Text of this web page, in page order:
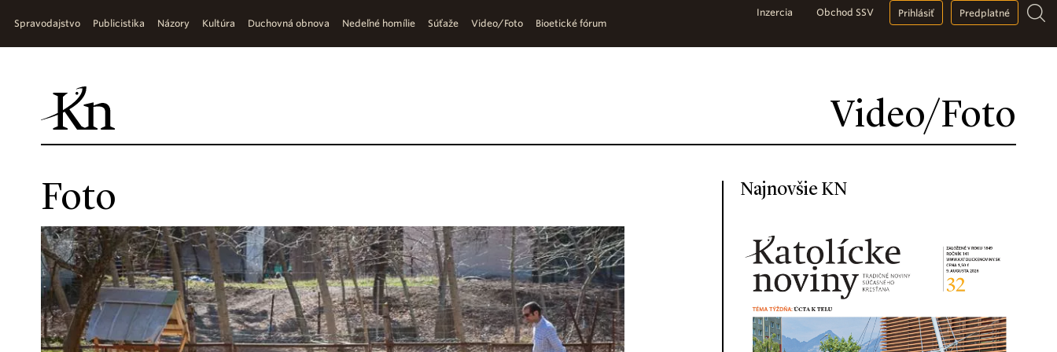
Video/Foto
Spravodajstvo Publicistika Názory Kultúra Duchovná obnova Nedeľné homílie Súťaže Video/Foto Bioetické fórum
Inzercia Obchod SSV Prihlásiť Predplatné
Foto Najnovšie KN